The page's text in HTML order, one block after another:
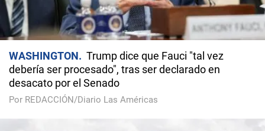
WASHINGTON
Trump dice que Fauci "tal vez
debería ser procesado", tras ser declarado en
desacato por el Senado
Por REDACCIÓN/Diario Las Américas